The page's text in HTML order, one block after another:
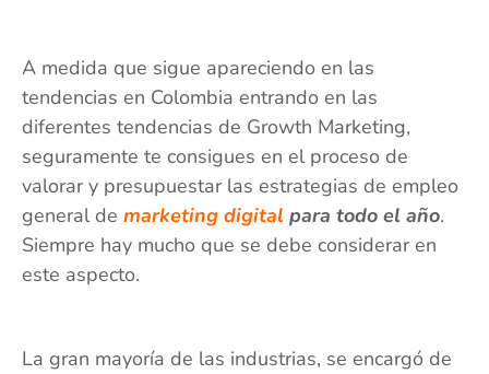
A medida que sigue apareciendo en las
tendencias en Colombia entrando en las
diferentes tendencias de Growth Marketing,
seguramente te consigues en el proceso de
valorar y presupuestar las estrategias de empleo
general de marketing digital para todo el año.
Siempre hay mucho que se debe considerar en
este aspecto.
La gran mayoría de las industrias, se encargó de